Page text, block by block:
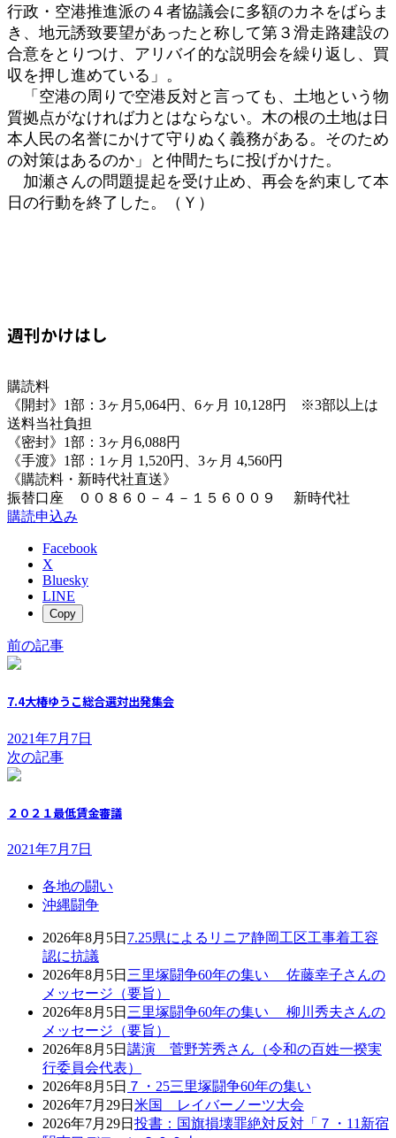
行政・空港推進派の４者協議会に多額のカネをばらま
き、地元誘致要望があったと称して第３滑走路建設の
合意をとりつけ、アリバイ的な説明会を繰り返し、買
収を押し進めている」。
「空港の周りで空港反対と言っても、土地という物
質拠点がなければ力とはならない。木の根の土地は日
本人民の名誉にかけて守りぬく義務がある。そのため
の対策はあるのか」と仲間たちに投げかけた。
加瀬さんの問題提起を受け止め、再会を約束して本
日の行動を終了した。（Ｙ）
週刊かけはし
購読料
《開封》1部：3ヶ月5,064円、6ヶ月 10,128円 ※3部以上は
送料当社負担
《密封》1部：3ヶ月6,088円
《手渡》1部：1ヶ月 1,520円、3ヶ月 4,560円
《購読料・新時代社直送》
振替口座 ００８６０－４－１５６００９ 新時代社
購読申込み
Facebook
X
Bluesky
LINE
Copy
前の記事
7.4大椿ゆうこ総合選対出発集会
2021年7月7日
次の記事
２０２１最低賃金審議
2021年7月7日
各地の闘い
沖縄闘争
2026年8月5日 7.25県によるリニア静岡工区工事着工容
認に抗議
2026年8月5日 三里塚闘争60年の集い 佐藤幸子さんの
メッセージ（要旨）
2026年8月5日 三里塚闘争60年の集い 柳川秀夫さんの
メッセージ（要旨）
2026年8月5日 講演 菅野芳秀さん（令和の百姓一揆実
行委員会代表）
2026年8月5日 ７・25三里塚闘争60年の集い
2026年7月29日 米国 レイバーノーツ大会
2026年7月29日 投書：国旗損壊罪絶対反対「７・11新宿